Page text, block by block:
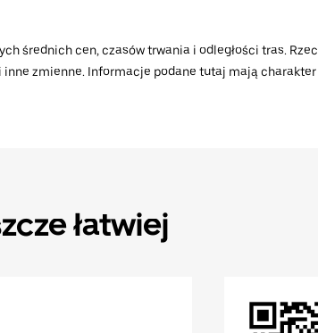
średnich cen, czasów trwania i odległości tras.
zmienne. Informacje podane tutaj mają
łatwiej